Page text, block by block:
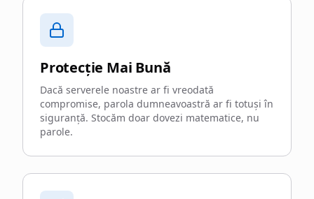
Protecție Mai Bună
Dacă serverele noastre ar fi vreodată
compromise, parola dumneavoastră ar fi totuși în
siguranță. Stocăm doar dovezi matematice, nu
parole.